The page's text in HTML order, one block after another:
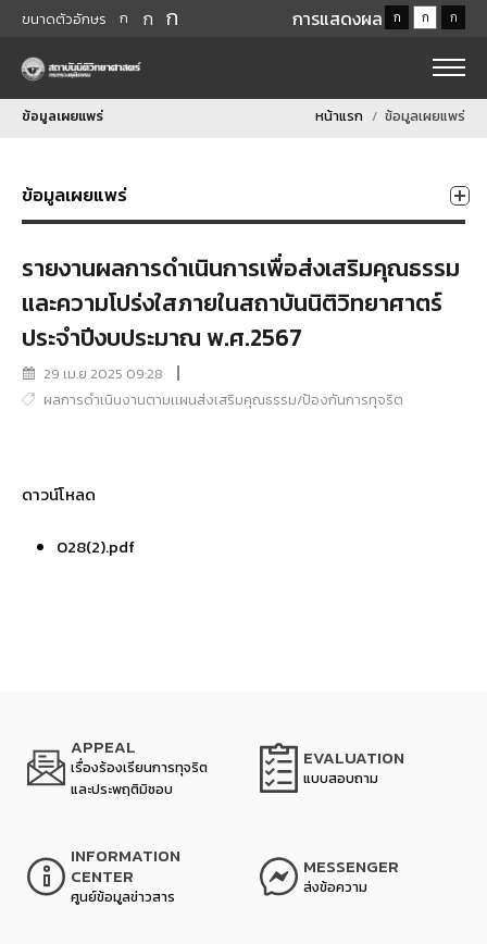
ขนาดตัวอักษร ก ก ก การแสดงผล ก ก ก
ข้อมูลเผยแพร่ หน้าแรก ข้อมูลเผยแพร่
ข้อมูลเผยแพร่
รายงานผลการดำเนินการเพื่อส่งเสริมคุณธรรม
และความโปร่งใสภายในสถาบันนิติวิทยาศาตร์
ประจำปีงบประมาณ พ.ศ.2567
29 เม.ย 2025 09:28
ผลการดำเนินงานตามเเผนส่งเสริมคุณธรรม/ป้องกันการทุจริต
ดาวน์โหลด
028(2).pdf
APPEAL
เรื่องร้องเรียนการทุจริต
และประพฤติมิชอบ
EVALUATION
แบบสอบถาม
INFORMATION
CENTER
ศูนย์ข้อมูลข่าวสาร
MESSENGER
ส่งข้อความ